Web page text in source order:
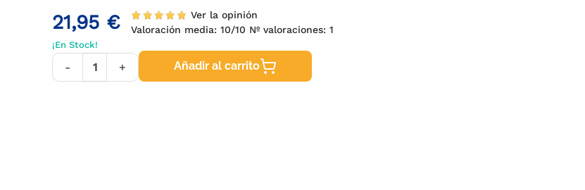
21,95 €
Ver la opinión
Valoración media: 10/10 Nº valoraciones: 1
¡En Stock!
- + Añadir al carrito